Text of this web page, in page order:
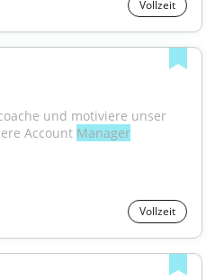
Vollzeit
und motiviere unser
Account Manager
Vollzeit